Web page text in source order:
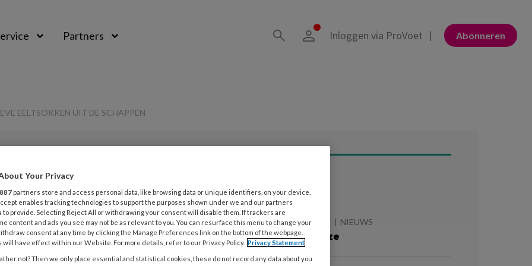
Partners Abonneren
Inloggen via ProVoet
EELTSOKKEN UIT DE SCHAPPEN
Opslaan Reacties 0 Delen Lees ook
5 AUGUSTUS 2026 NIEUWS
De zomer is roze
Your Privacy
887 partners store and access personal data, like browsing data or unique identifiers, on your device.
enables tracking technologies to support the purposes shown under we and our partners
to provide. Selecting Reject All or withdrawing your consent will disable them. If trackers are
content and ads you see may not be as relevant to you. You can resurface this menu to change your
consent at any time by clicking the Manage Preferences link on the bottom of the webpage.
will have effect within our Website. For more details, refer to our Privacy Policy. Privacy Statement
not? Then we only place essential and statistical cookies, these do not record any data about you